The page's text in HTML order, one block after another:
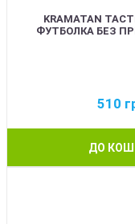
KRAMATAN
ФУТБОЛКА БЕЗ
510
ДО